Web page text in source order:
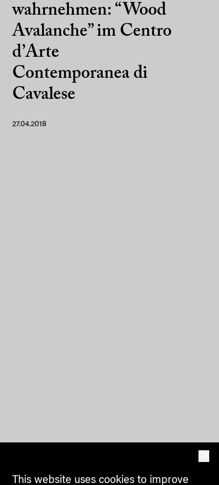
wahrnehmen: “Wood
Avalanche” im Centro
d’Arte
Contemporanea di
Cavalese
27.04.2018
This website uses cookies to improve